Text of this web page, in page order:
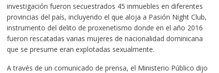
investigación fueron secuestrados 45 inmuebles en diferentes
provincias del país, incluyendo el que aloja a Pasión Night Club,
instrumento del delito de proxenetismo donde en el año 2016
fueron rescatadas varias mujeres de nacionalidad dominicana
que se presume eran explotadas sexualmente.
A través de un comunicado de prensa, el Ministerio Público dijo